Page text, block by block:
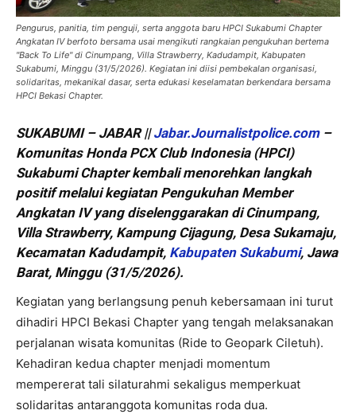
Pengurus, panitia, tim penguji, serta anggota baru HPCI Sukabumi Chapter
Angkatan IV berfoto bersama usai mengikuti rangkaian pengukuhan bertema
"Back To Life" di Cinumpang, Villa Strawberry, Kadudampit, Kabupaten
Sukabumi, Minggu (31/5/2026). Kegiatan ini diisi pembekalan organisasi,
solidaritas, mekanikal dasar, serta edukasi keselamatan berkendara bersama
HPCI Bekasi Chapter.
SUKABUMI – JABAR ||Jabar.Journalistpolice.com–
Komunitas Honda PCX Club Indonesia (HPCI)
Sukabumi Chapter kembali menorehkan langkah
positif melalui kegiatan Pengukuhan Member
Angkatan IV yang diselenggarakan di Cinumpang,
Villa Strawberry, Kampung Cijagung, Desa Sukamaju,
Kecamatan Kadudampit, Kabupaten Sukabumi, Jawa
Barat, Minggu (31/5/2026).
Kegiatan yang berlangsung penuh kebersamaan ini turut
dihadiri HPCI Bekasi Chapter yang tengah melaksanakan
perjalanan wisata komunitas (Ride to Geopark Ciletuh).
Kehadiran kedua chapter menjadi momentum
mempererat tali silaturahmi sekaligus memperkuat
solidaritas antaranggota komunitas roda dua.